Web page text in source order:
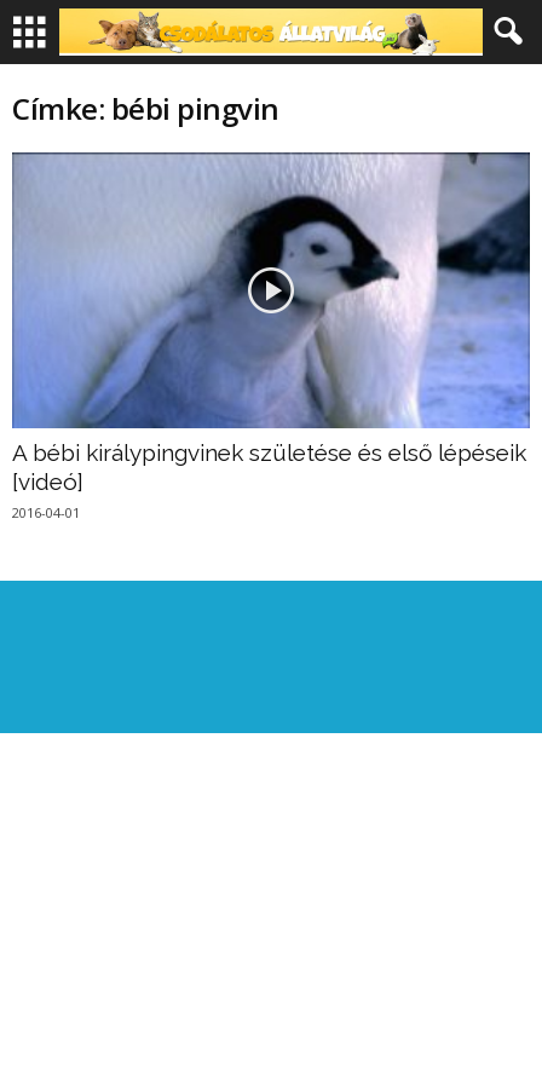
Címke: bébi pingvin
A bébi királypingvinek születése és első lépéseik
[videó]
2016-04-01